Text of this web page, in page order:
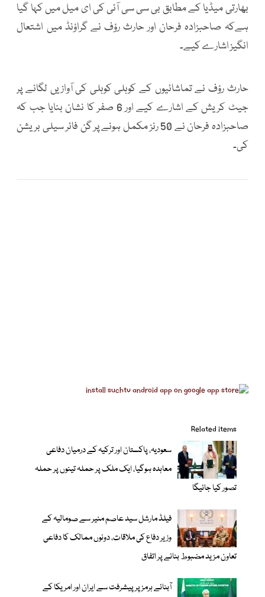
بھارتی میڈیا کے مطابق بی سی سی آئی کی ای میل میں کہا گیا
ہےکہ صاحبزادہ فرحان اور حارث رؤف نے گراؤنڈ میں اشتعال
انگیز اشارے کیے۔
حارث رؤف نے تماشائیوں کے کوہلی کوہلی کی آوازیں لگانے پر
جیٹ کریش کے اشارے کیے اور 6 صفر کا نشان بنایا جب کہ
صاحبزادہ فرحان نے 50 رنز مکمل ہونے پر گن فائر سیلی بریشن
کی۔
Related items
سعودیہ، پاکستان اور ترکیہ کے درمیان دفاعی
معاہدہ ہوگیا، ایک ملک پر حملہ تینوں پر حملہ
تصور کیا جائیگا
فیلڈ مارشل سید عاصم منیر سے صومالیہ کے
وزیر دفاع کی ملاقات، دونوں ممالک کا دفاعی
تعاون مزید مضبوط بنانے پر اتفاق
آبنائے ہرمز پر پیشرفت سے ایران اور امریکا کے